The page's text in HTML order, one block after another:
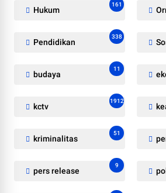
Hukum
161
Pendidikan
338
budaya
11
kctv
1912
kriminalitas
51
pers release
9